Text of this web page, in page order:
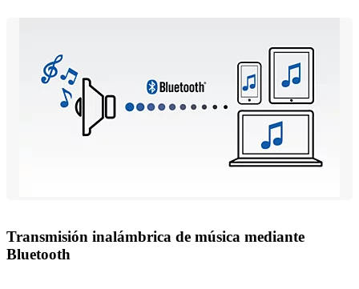
Transmisión inalámbrica de música mediante
Bluetooth